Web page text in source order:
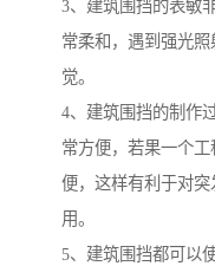
3、建筑围挡的表敏
常柔和，遇到强光
觉。
4、建筑围挡的制作
常方便，若果一个
便，这样有利于对突
用。
5、建筑围挡都可以